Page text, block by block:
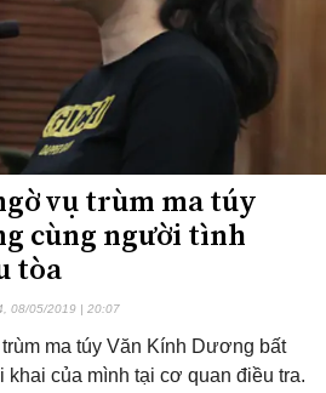
vụ trùm ma túy
cùng người tình
tòa
08/05/2019 | 20:07
ma túy Văn Kính Dương bất
của mình tại cơ quan điều tra.